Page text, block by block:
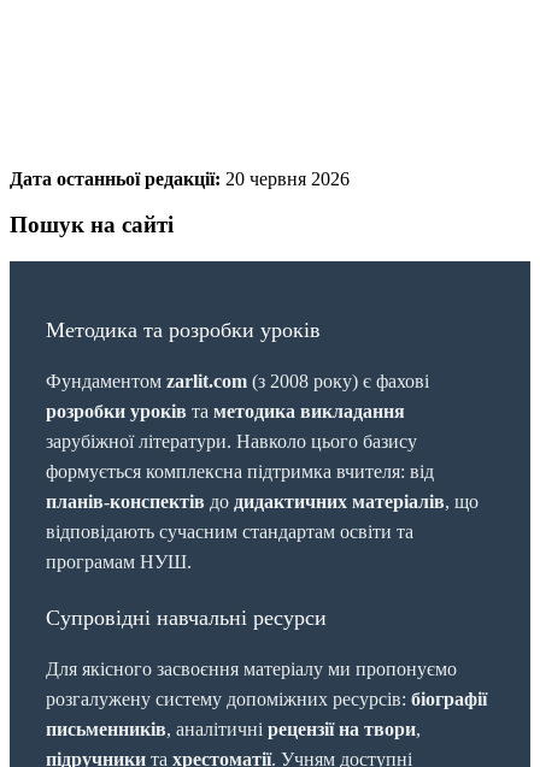
Дата останньої редакції: 20 червня 2026
Пошук на сайті
Методика та розробки уроків
Фундаментом zarlit.com (з 2008 року) є фахові
розробки уроків та методика викладання
зарубіжної літератури. Навколо цього базису
формується комплексна підтримка вчителя: від
планів-конспектів до дидактичних матеріалів, що
відповідають сучасним стандартам освіти та
програмам НУШ.
Супровідні навчальні ресурси
Для якісного засвоєння матеріалу ми пропонуємо
розгалужену систему допоміжних ресурсів: біографії
письменників, аналітичні рецензії на твори,
підручники та хрестоматії. Учням доступні